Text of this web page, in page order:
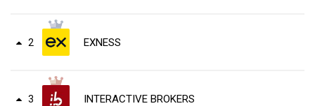
2 EXNESS
3 INTERACTIVE BROKERS